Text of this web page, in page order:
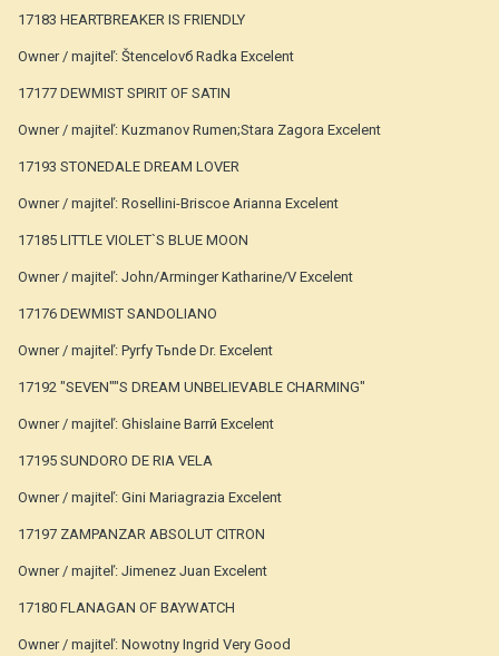
17183 HEARTBREAKER IS FRIENDLY
Owner / majiteľ: Štencelovб Radka Excelent
17177 DEWMIST SPIRIT OF SATIN
Owner / majiteľ: Kuzmanov Rumen;Stara Zagora Excelent
17193 STONEDALE DREAM LOVER
Owner / majiteľ: Rosellini-Briscoe Arianna Excelent
17185 LITTLE VIOLET`S BLUE MOON
Owner / majiteľ: John/Arminger Katharine/V Excelent
17176 DEWMIST SANDOLIANO
Owner / majiteľ: Pуrfy Tьnde Dr. Excelent
17192 "SEVEN""S DREAM UNBELIEVABLE CHARMING"
Owner / majiteľ: Ghislaine Barrй Excelent
17195 SUNDORO DE RIA VELA
Owner / majiteľ: Gini Mariagrazia Excelent
17197 ZAMPANZAR ABSOLUT CITRON
Owner / majiteľ: Jimenez Juan Excelent
17180 FLANAGAN OF BAYWATCH
Owner / majiteľ: Nowotny Ingrid Very Good